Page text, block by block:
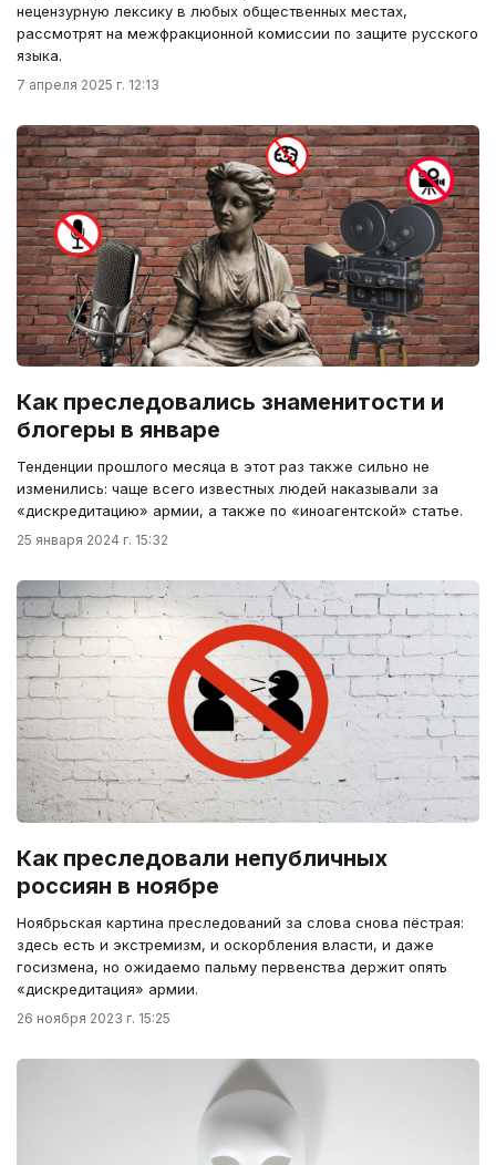
нецензурную лексику в любых общественных местах,
рассмотрят на межфракционной комиссии по защите русского
языка.
7 апреля 2025 г. 12:13
Как преследовались знаменитости и
блогеры в январе
Тенденции прошлого месяца в этот раз также сильно не
изменились: чаще всего известных людей наказывали за
«дискредитацию» армии, а также по «иноагентской» статье.
25 января 2024 г. 15:32
Как преследовали непубличных
россиян в ноябре
Ноябрьская картина преследований за слова снова пёстрая:
здесь есть и экстремизм, и оскорбления власти, и даже
госизмена, но ожидаемо пальму первенства держит опять
«дискредитация» армии.
26 ноября 2023 г. 15:25